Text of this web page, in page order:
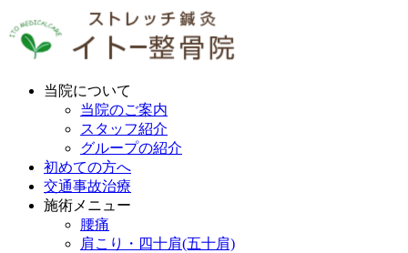
当院について
当院のご案内
スタッフ紹介
グループの紹介
初めての方へ
交通事故治療
施術メニュー
腰痛
肩こり・四十肩(五十肩)